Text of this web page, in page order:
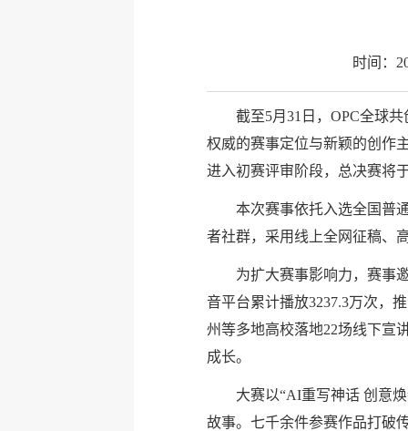
时间：
截至5月31日，OPC全球
权威的赛事定位与新颖的创作
进入初赛评审阶段，总决赛将
本次赛事依托入选全国普
者社群，采用线上全网征稿、
为扩大赛事影响力，赛事
音平台累计播放3237.3万次，
州等多地高校落地22场线下宣
成长。
大赛以“AI重写神话 创意
故事。七千余件参赛作品打破